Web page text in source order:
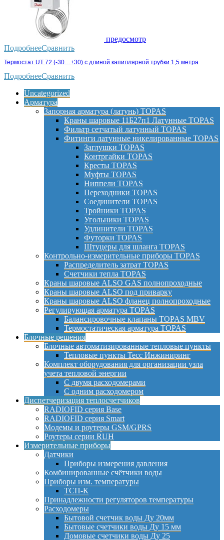
предосмотр
ПодробнееСравнить
Термостат UT 72 (-30…+30) с длиной капиллярной трубки 1,5 метра
ПодробнееСравнить
Uncategorized
Арматура
Запорная арматура (латунь) TOPAS
Краны шаровые 11Б27п1 Латунные TOPAS
Фильтр сетчатый латунный TOPAS
Фитинги латунные никелированные TOPAS
Заглушки TOPAS
Контргайки TOPAS
Кресты TOPAS
Муфты TOPAS
Ниппели TOPAS
Переходники TOPAS
Соединители TOPAS
Тройники TOPAS
Угольники TOPAS
Удлинители TOPAS
Футорки TOPAS
Штуцеры для шланга TOPAS
Контрольно-измерительные приборы TOPAS
Распределитель затрат TOPAS
Счетчики тепла TOPAS
Краны шаровые ALSO GAS полнопроходные
Краны шаровые ALSO под приварку
Краны шаровые ALSO фланец полнопроходные
Регулирующая арматура TOPAS
Балансировочные клапаны TOPAS MBV
Термостатическая арматура TOPAS
Блочные решения
Блочные автоматизированные тепловые пункты
Тепловые пункты Тесс Инжиниринг
Комплект оборудования для организации узла
учета тепловой энергии
С двумя расходомерами
С одним расходомером
Диспетчеризация теплосчетчиков
RADIOFID серия Base
RADIOFID серия Smart
Модемы и роутеры GSM/GPRS
Роутеры серии RUH
Измерительные приборы
Датчики
Приборы измерения давления
Комбинированные счётчики воды
Приборы изм. температуры
ТСП-К
Принадлежности регуляторов температуры
Расходомеры
Бытовой счетчик воды Ду 20мм
Бытовые счетчики воды Ду 15 мм
Домовые счетчики воды Ду 25